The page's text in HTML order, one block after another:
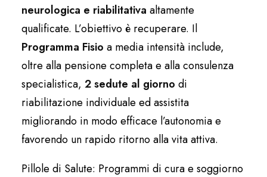
neurologica e riabilitativa altamente
qualificate. L’obiettivo è recuperare. Il
Programma Fisio a media intensità include,
oltre alla pensione completa e alla consulenza
specialistica, 2 sedute al giorno di
riabilitazione individuale ed assistita
migliorando in modo efficace l’autonomia e
favorendo un rapido ritorno alla vita attiva.
Pillole di Salute: Programmi di cura e soggiorno